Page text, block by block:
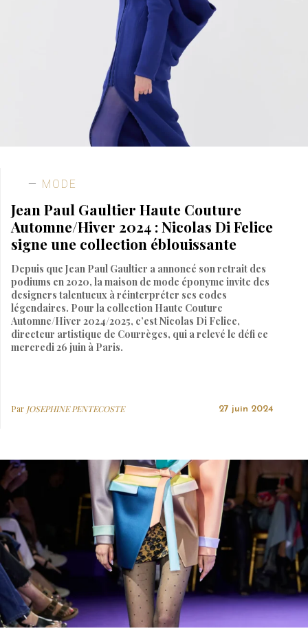
MODE
Jean Paul Gaultier Haute Couture
Automne/Hiver 2024 : Nicolas Di Felice
signe une collection éblouissante
Depuis que Jean Paul Gaultier a annoncé son retrait des
podiums en 2020, la maison de mode éponyme invite des
designers talentueux à réinterpréter ses codes
légendaires. Pour la collection Haute Couture
Automne/Hiver 2024/2025, c’est Nicolas Di Felice,
directeur artistique de Courrèges, qui a relevé le défi ce
mercredi 26 juin à Paris.
Par JOSEPHINE PENTECOSTE 27 juin 2024